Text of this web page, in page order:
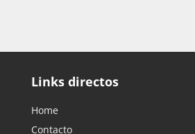
Links directos
Home
Contacto